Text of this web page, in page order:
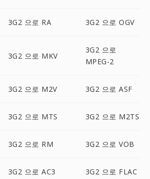
3G2 으로 RA 3G2 으로 OGV
3G2 으로 MKV
3G2 으로
MPEG-2
3G2 으로 M2V 3G2 으로 ASF
3G2 으로 MTS 3G2 으로 M2TS
3G2 으로 RM 3G2 으로 VOB
3G2 으로 AC3 3G2 으로 FLAC